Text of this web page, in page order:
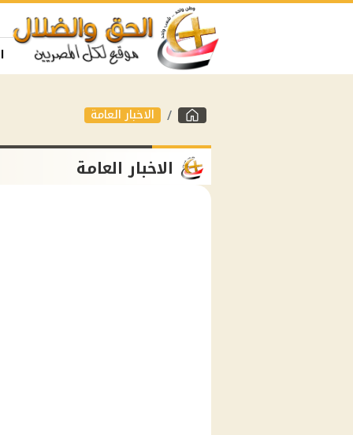
الاخبار العامة
الاخبار العامة